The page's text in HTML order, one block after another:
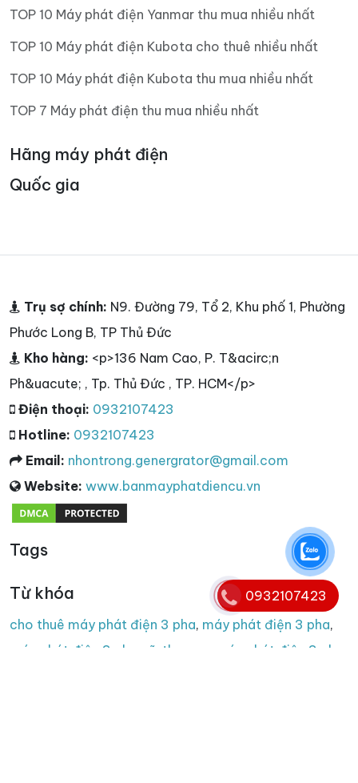
TOP 10 Máy phát điện Yanmar thu mua nhiều nhất
TOP 10 Máy phát điện Kubota cho thuê nhiều nhất
TOP 10 Máy phát điện Kubota thu mua nhiều nhất
TOP 7 Máy phát điện thu mua nhiều nhất
Hãng máy phát điện
Quốc gia
Trụ sợ chính: N9. Đường 79, Tổ 2, Khu phố 1, Phường
Phước Long B, TP Thủ Đức
Kho hàng: <p>136 Nam Cao, P. T&acirc;n
Ph&uacute; , Tp. Thủ Đức , TP. HCM</p>
Điện thoại: 0932107423
Hotline: 0932107423
Email: nhontrong.genergrator@gmail.com
Website: www.banmayphatdiencu.vn
Tags
Từ khóa
cho thuê máy phát điện 3 pha, máy phát điện 3 pha,
máy phát điện 3 pha cũ thu mua máy phát điện 3 pha
0932107423